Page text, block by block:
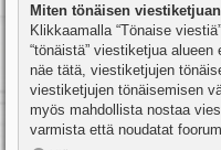
Miten tönäisen
Klikkaamalla “Tönaise
“tönäistä” viestiketjua
näe tätä, viestiketjujen
viestiketjujen tönäisemisen
myös mahdollista nostaa
varmista että noudatat